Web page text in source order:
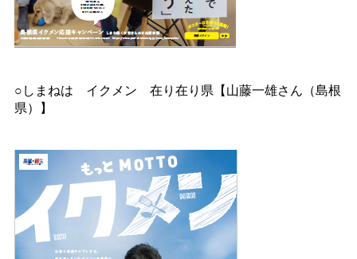
○しまねは イクメ ン 在り在り県【山藤一雄さん（島根
県）】